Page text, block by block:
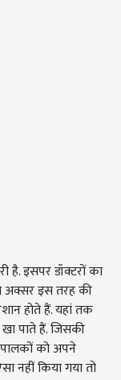
है. इसपर डॉक्टरों का
अक्सर इस तरह की
होते हैं. यहां तक
खा पाते हैं. जिसकी
को अपने
नहीं किया गया तो